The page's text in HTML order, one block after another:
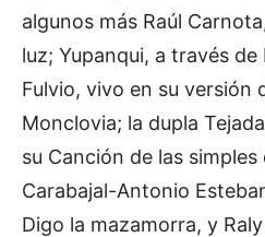
algunos más Raúl
luz; Yupanqui, a través
Fulvio, vivo en su versión
Monclovia; la dupla
su Canción de las simples
Carabajal-Antonio
Digo la mazamorra, y